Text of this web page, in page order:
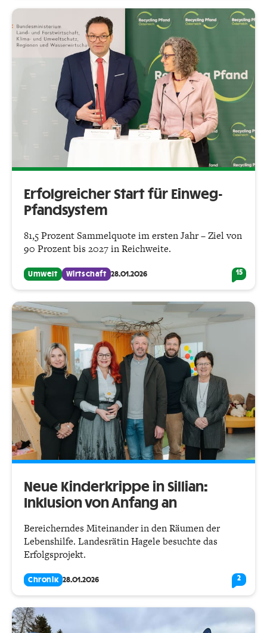
Erfolgreicher Start für Einweg-
Pfandsystem
81,5 Prozent Sammelquote im ersten Jahr – Ziel von
90 Prozent bis 2027 in Reichweite.
Umwelt Wirtschaft 28.01.2026 15
Neue Kinderkrippe in Sillian:
Inklusion von Anfang an
Bereicherndes Miteinander in den Räumen der
Lebenshilfe. Landesrätin Hagele besuchte das
Erfolgsprojekt.
Chronik 28.01.2026 2